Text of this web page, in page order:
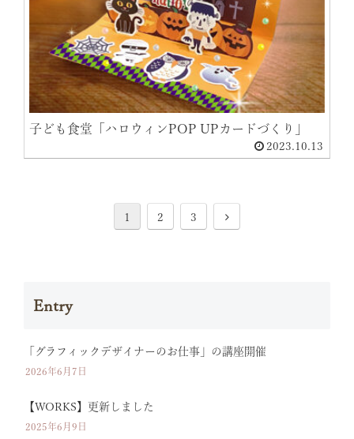
子ども食堂「ハロウィンPOP UPカードづくり」
2023.10.13
1 2 3
Entry
「グラフィックデザイナーのお仕事」の講座開催
2026年6月7日
【WORKS】更新しました
2025年6月9日